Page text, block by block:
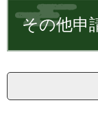
文
その他申